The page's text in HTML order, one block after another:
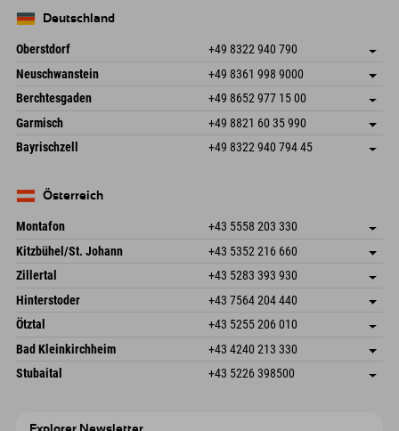
Deutschland
Oberstdorf +49 8322 940 790
An der Breitach 3
87538 Fischen I. Allgäu
Deutschland
Adresse speichern
Anreiseinfos
Buchen
Neuschwanstein +49 8361 998 9000
An der Riese 45
87484 Nesselwang im Allgäu
Deutschland
Adresse speichern
Buchen
Berchtesgaden +49 8652 977 15 00
Hofreitstr. 7
83471 Schönau am Königssee
Deutschland
Adresse speichern
Anreiseinfos
Buchen
Garmisch +49 8821 60 35 990
Frickenstraße 22
82490 Farchant
Adresse speichern
Bayrischzell +49 8322 940 794 45
Deutschland
Österreich
Montafon +43 5558 203 330
Dorfstr. 127b
6793 Gaschurn/Montafon
Österreich
Adresse speichern
Anreiseinfos
Buchen
Kitzbühel/St. Johann +43 5352 216 660
Speckbacherstraße 87
Österreich
Adresse speichern
Buchen
Zillertal +43 5283 393 930
Schmiedau 2
6272 Kaltenbach im Zillertal
Österreich
Adresse speichern
Anreiseinfos
Buchen
Hinterstoder +43 7564 204 440
Freizeitpark 10
Österreich
Adresse speichern
Buchen
Ötztal +43 5255 206 010
Gscheat 14
6441 Umhausen
Österreich
Adresse speichern
Anreiseinfos
Buchen
Bad Kleinkirchheim +43 4240 213 330
Dorfstraße 24
Adresse speichern
Stubaital +43 5226 398500